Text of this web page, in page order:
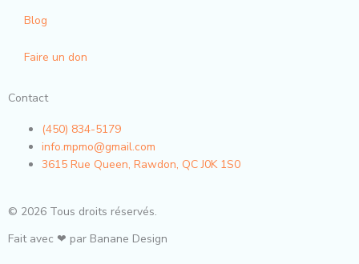
Blog
Faire un don
Contact
(450) 834-5179
info.mpmo@gmail.com
3615 Rue Queen, Rawdon, QC J0K 1S0
© 2026 Tous droits réservés.
Fait avec ❤ par Banane Design